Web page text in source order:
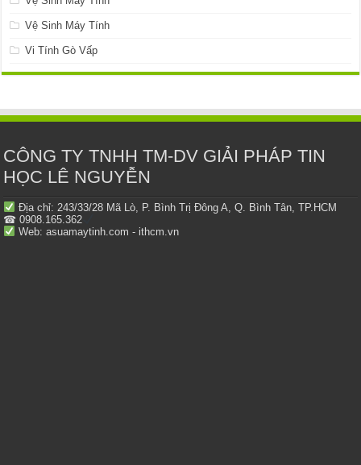
Vệ Sinh Máy Tính
Vi Tính Gò Vấp
CÔNG TY TNHH TM-DV GIẢI PHÁP TIN
HỌC LÊ NGUYỄN
Địa chỉ: 243/33/28 Mã Lò, P. Bình Trị Đông A, Q. Bình Tân, TP.HCM
☎ 0908.165.362
Web: asuamaytinh.com - ithcm.vn